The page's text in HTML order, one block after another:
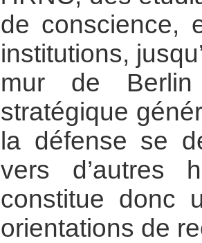
de conscience,
institutions,
mur de
stratégique
la défense se
vers d’autres
constitue donc
orientations de